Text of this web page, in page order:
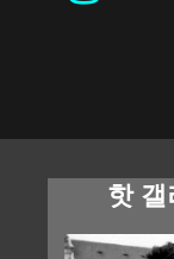
핫 갤